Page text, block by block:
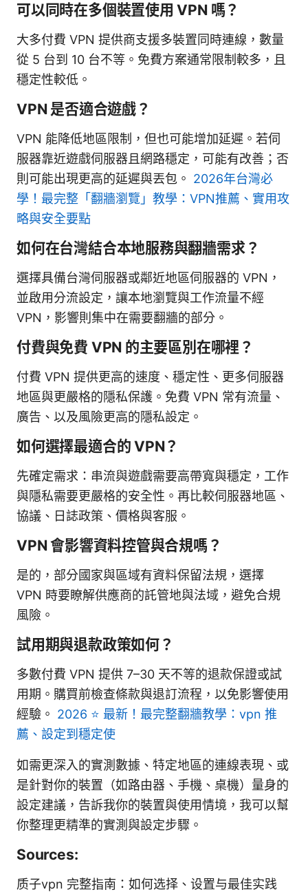
可以同時在多個裝置使用 VPN 嗎？
大多付費 VPN 提供商支援多裝置同時連線，數量
從 5 台到 10 台不等。免費方案通常限制較多，且
穩定性較低。
VPN 是否適合遊戲？
VPN 能降低地區限制，但也可能增加延遲。若伺
服器靠近遊戲伺服器且網路穩定，可能有改善；否
則可能出現更高的延遲與丟包。 2026年台灣必
學！最完整「翻牆瀏覽」教學：VPN推薦、實用攻
略與安全要點
如何在台灣結合本地服務與翻牆需求？
選擇具備台灣伺服器或鄰近地區伺服器的 VPN，
並啟用分流設定，讓本地瀏覽與工作流量不經
VPN，影響則集中在需要翻牆的部分。
付費與免費 VPN 的主要區別在哪裡？
付費 VPN 提供更高的速度、穩定性、更多伺服器
地區與更嚴格的隱私保護。免費 VPN 常有流量、
廣告、以及風險更高的隱私設定。
如何選擇最適合的 VPN？
先確定需求：串流與遊戲需要高帶寬與穩定，工作
與隱私需要更嚴格的安全性。再比較伺服器地區、
協議、日誌政策、價格與客服。
VPN 會影響資料控管與合規嗎？
是的，部分國家與區域有資料保留法規，選擇
VPN 時要瞭解供應商的託管地與法域，避免合規
風險。
試用期與退款政策如何？
多數付費 VPN 提供 7–30 天不等的退款保證或試
用期。購買前檢查條款與退訂流程，以免影響使用
經驗。 2026 ⭐ 最新！最完整翻牆教學：vpn 推
薦、設定到穩定使
如需更深入的實測數據、特定地區的連線表現、或
是針對你的裝置（如路由器、手機、桌機）量身的
設定建議，告訴我你的裝置與使用情境，我可以幫
你整理更精準的實測與設定步驟。
Sources:
质子vpn 完整指南：如何选择、设置与最佳实践